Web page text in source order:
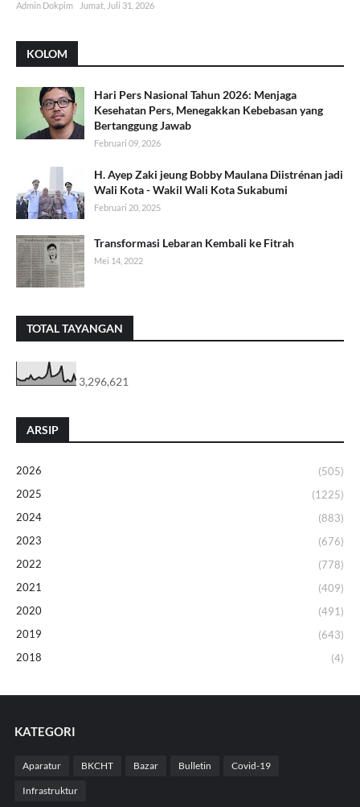
Admin Dokpim Jumat, Juli 31, 2026
KOLOM
Hari Pers Nasional Tahun 2026: Menjaga
Kesehatan Pers, Menegakkan Kebebasan yang
Bertanggung Jawab
Februari 09, 2026
H. Ayep Zaki jeung Bobby Maulana Diistrénan jadi
Wali Kota - Wakil Wali Kota Sukabumi
Februari 20, 2025
Transformasi Lebaran Kembali ke Fitrah
Mei 14, 2022
TOTAL TAYANGAN
3,296,621
ARSIP
2026
(505)
2025
(1225)
2024
(883)
2023
(676)
2022
(778)
2021
(409)
2020
(491)
2019
(643)
2018
(4)
KATEGORI
Aparatur BKCHT Bazar Bulletin Covid-19
Infrastruktur